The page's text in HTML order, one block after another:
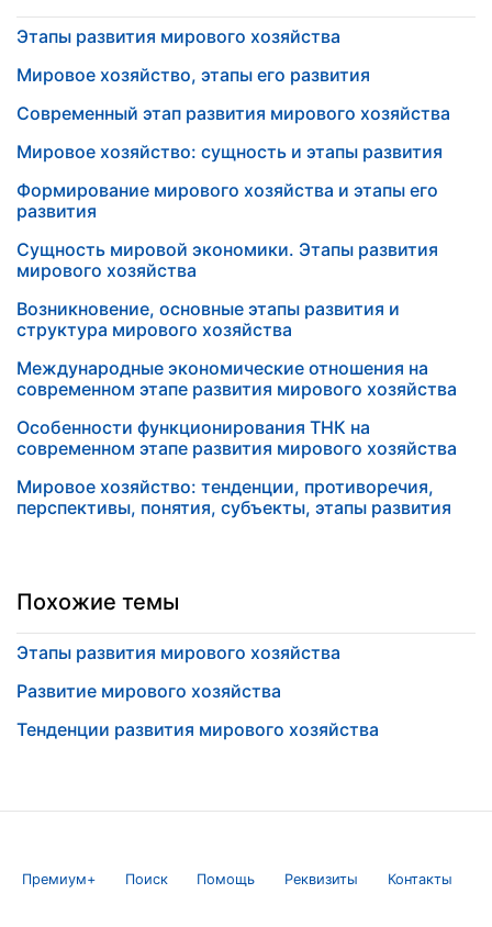
Этапы развития мирового хозяйства
Мировое хозяйство, этапы его развития
Современный этап развития мирового хозяйства
Мировое хозяйство: сущность и этапы развития
Формирование мирового хозяйства и этапы его
развития
Сущность мировой экономики. Этапы развития
мирового хозяйства
Возникновение, основные этапы развития и
структура мирового хозяйства
Международные экономические отношения на
современном этапе развития мирового хозяйства
Особенности функционирования ТНК на
современном этапе развития мирового хозяйства
Мировое хозяйство: тенденции, противоречия,
перспективы, понятия, субъекты, этапы развития
Похожие темы
Этапы развития мирового хозяйства
Развитие мирового хозяйства
Тенденции развития мирового хозяйства
Премиум+ Поиск Помощь Реквизиты Контакты